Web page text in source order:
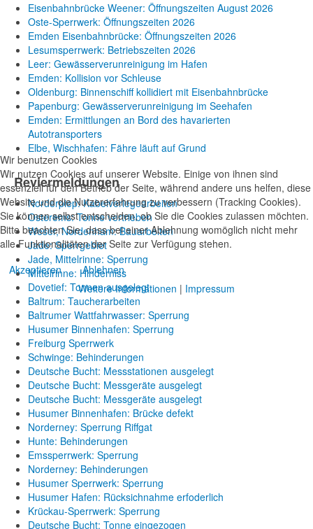
Eisenbahnbrücke Weener: Öffnungszeiten August 2026
Oste-Sperrwerk: Öffnungszeiten 2026
Emden Eisenbahnbrücke: Öffnungszeiten 2026
Lesumsperrwerk: Betriebszeiten 2026
Leer: Gewässerverunreinigung im Hafen
Emden: Kollision vor Schleuse
Oldenburg: Binnenschiff kollidiert mit Eisenbahnbrücke
Papenburg: Gewässerverunreinigung im Seehafen
Emden: Ermittlungen an Bord des havarierten
Autotransporters
Elbe, Wischhafen: Fähre läuft auf Grund
Reviermeldungen
Norderpiep: Kabelverlegearbeiten
Osterems: Tonne vertrieben
Weser, Nordenham: Bauarbeiten
Jade: Sperrgebiet
Jade, Mittelrinne: Sperrung
Mittelrinne: Hinderniss
Dovetief: Tonnen ausgelegt
Baltrum: Taucherarbeiten
Baltrumer Wattfahrwasser: Sperrung
Husumer Binnenhafen: Sperrung
Freiburg Sperrwerk
Schwinge: Behinderungen
Deutsche Bucht: Messstationen ausgelegt
Deutsche Bucht: Messgeräte ausgelegt
Deutsche Bucht: Messgeräte ausgelegt
Husumer Binnenhafen: Brücke defekt
Norderney: Sperrung Riffgat
Hunte: Behinderungen
Emssperrwerk: Sperrung
Norderney: Behinderungen
Husumer Sperrwerk: Sperrung
Husumer Hafen: Rücksichnahme erfoderlich
Krückau-Sperrwerk: Sperrung
Deutsche Bucht: Tonne eingezogen
Wir benutzen Cookies
Wir nutzen Cookies auf unserer Website. Einige von ihnen sind
essenziell für den Betrieb der Seite, während andere uns helfen, diese
Website und die Nutzererfahrung zu verbessern (Tracking Cookies).
Sie können selbst entscheiden, ob Sie die Cookies zulassen möchten.
Bitte beachten Sie, dass bei einer Ablehnung womöglich nicht mehr
alle Funktionalitäten der Seite zur Verfügung stehen.
Akzeptieren
Ablehnen
Weitere Informationen | Impressum